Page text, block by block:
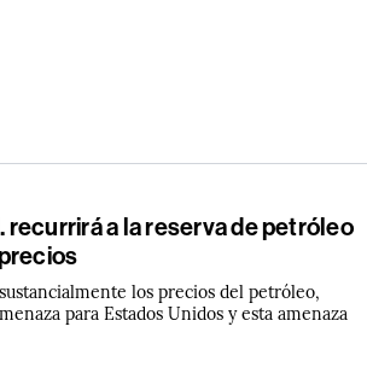
recurrirá a la reserva de petróleo
los precios del petróleo,
para Estados Unidos y esta amenaza